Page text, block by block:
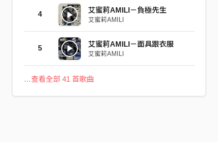
4 艾蜜莉AMILI－負極先生
艾蜜莉AMILI
5 艾蜜莉AMILI－面具跟衣服
艾蜜莉AMILI
…查看全部 41 首歌曲